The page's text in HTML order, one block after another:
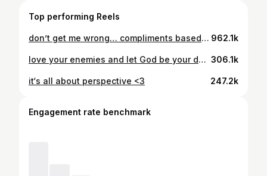
Top performing Reels
don’t get me wrong… compliments based on appearance are so sweet and lovely!! I always get so happy when somebody compliments my look, but there’s so much more to compliment about people than their appearance!! i feel so special every time somebody points out my strength, patience, generosity, joy, purity, courage, integrity, honesty, loyalty, responsibility, kindness, compassion, gratitude… there are so many different ways to compliment!! 🫂 cr: @jayciesdiary 962.1k
love your enemies and let God be your defender 💌 lernt zu vergeben <3 vergebung öffnet den raum für heilung, beendet den kreislauf von verletzung und vergeltung, spiegelt Gottes charakter wieder, schützt unser herz und macht frei 🫶 es heißt nicht, dass man sich nicht nach gerechtigkeit sehnen darf, nur, dass man diese gerechtigkeit Gott überlässt. nur weil andere menschen dich verletzt haben, heißt es nicht, dass du auch andere verletzen musst. pass auf dein herz auf, dass es soft & pure bleibt und nicht voll von bitterkeit und lass Gott dich verteidigen !! rache ist nicht die lösung ❤️‍🩹 there is so much beauty in forgiveness 306.1k
it‘s all about perspective <3 247.2k
Engagement rate benchmark